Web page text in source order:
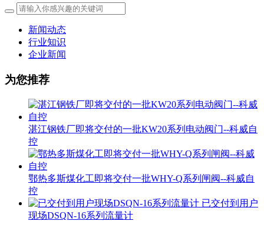
新闻动态
行业知识
企业新闻
为您推荐
湛江钢铁厂即将交付的一批KW20系列电动阀门--科威自
控
鄂热多斯煤化工即将交付一批WHY-Q系列闸阀--科威自
控
已交付到用户
现场DSQN-16系列流量计